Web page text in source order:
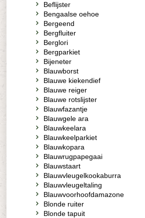
Beflijster
Bengaalse oehoe
Bergeend
Bergfluiter
Berglori
Bergparkiet
Bijeneter
Blauwborst
Blauwe kiekendief
Blauwe reiger
Blauwe rotslijster
Blauwfazantje
Blauwgele ara
Blauwkeelara
Blauwkeelparkiet
Blauwkopara
Blauwrugpapegaai
Blauwstaart
Blauwvleugelkookaburra
Blauwvleugeltaling
Blauwvoorhoofdamazone
Blonde ruiter
Blonde tapuit